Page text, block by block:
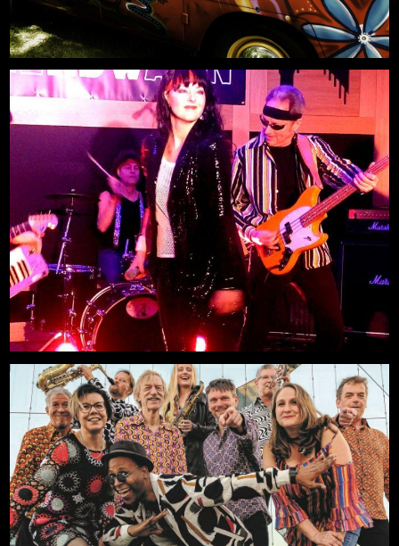
Freilichtbühne an der Zitadelle
Neue Deutsche Welle LIVE Party
14.08.2026, 20:00
Freilichtbühne an der Zitadelle
Mehr